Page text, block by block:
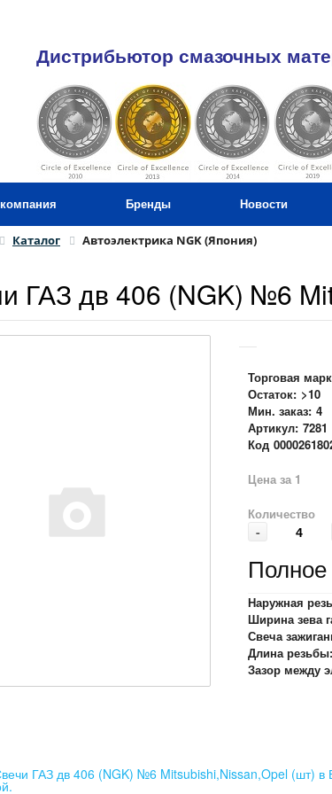
Дистрибьютор смазочных
Бренды Новости
Каталог Автоэлектрика NGK (Япония)
ГАЗ дв 406 (NGK) №6
Торговая
Остаток: >10
Мин. заказ: 4
Артикул: 7281
Код
Цена за 1
Количество
-
Наружная
Ширина зева
Свеча
Длина
Зазор
ГАЗ дв 406 (NGK) №6 Mitsubishi,Nissan,Opel (шт) в